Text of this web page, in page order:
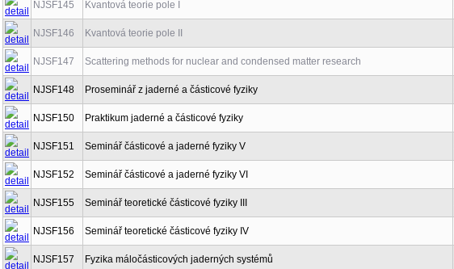
NJSF145 Kvantová teorie pole I
NJSF146 Kvantová teorie pole II
NJSF147 Scattering methods for nuclear and condensed matter research
NJSF148 Proseminář z jaderné a částicové fyziky
NJSF150 Praktikum jaderné a částicové fyziky
NJSF151 Seminář částicové a jaderné fyziky V
NJSF152 Seminář částicové a jaderné fyziky VI
NJSF155 Seminář teoretické částicové fyziky III
NJSF156 Seminář teoretické částicové fyziky IV
NJSF157 Fyzika máločásticových jaderných systémů